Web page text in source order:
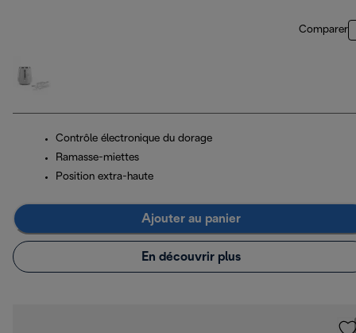
Comparer
Contrôle électronique du dorage
Ramasse-miettes
Position extra-haute
Ajouter au panier
En découvrir plus